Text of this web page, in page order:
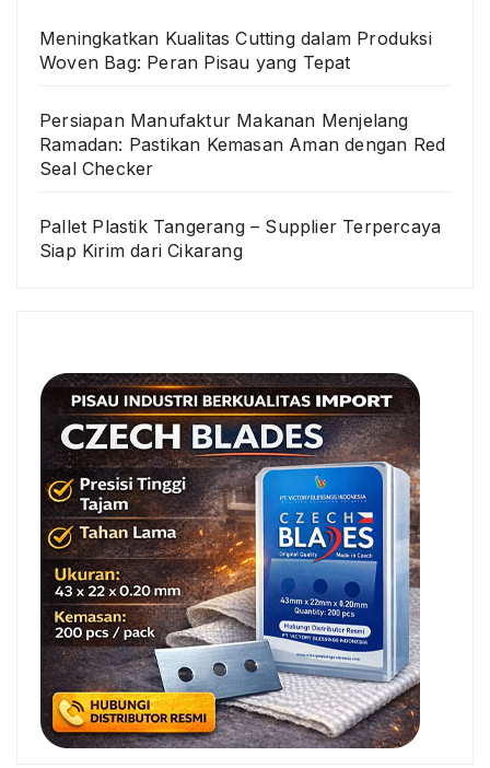
Meningkatkan Kualitas Cutting dalam Produksi
Woven Bag: Peran Pisau yang Tepat
Persiapan Manufaktur Makanan Menjelang
Ramadan: Pastikan Kemasan Aman dengan Red
Seal Checker
Pallet Plastik Tangerang – Supplier Terpercaya
Siap Kirim dari Cikarang